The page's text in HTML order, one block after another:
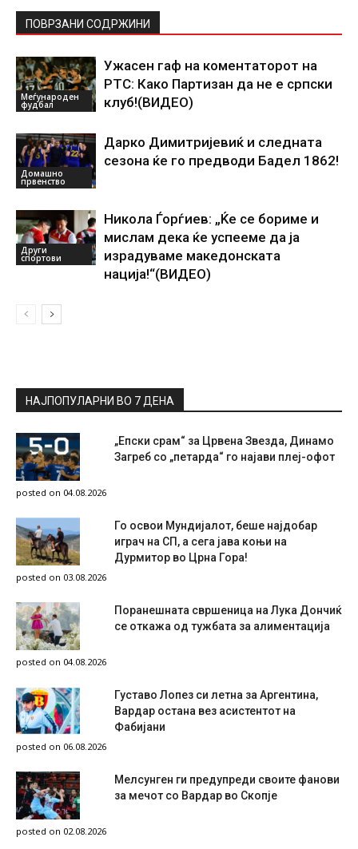
ПОВРЗАНИ СОДРЖИНИ
Меѓународен
фудбал
Ужасен гаф на коментаторот на
РТС: Како Партизан да не е српски
клуб!(ВИДЕО)
Домашно
првенство
Дарко Димитријевиќ и следната
сезона ќе го предводи Бадел 1862!
Други
спортови
Никола Ѓорѓиев: „Ќе се бориме и
мислам дека ќе успееме да ја
израдуваме македонската
нација!“(ВИДЕО)
НАЈПОПУЛАРНИ ВО 7 ДЕНА
„Епски срам“ за Црвена Звезда, Динамо
Загреб со „петарда“ го најави плеј-офот
posted on 04.08.2026
Го освои Мундијалот, беше најдобар
играч на СП, а сега јава коњи на
Дурмитор во Црна Гора!
posted on 03.08.2026
Поранешната свршеница на Лука Дончиќ
се откажа од тужбата за алиментација
posted on 04.08.2026
Густаво Лопез си летна за Аргентина,
Вардар остана вез асистентот на
Фабијани
posted on 06.08.2026
Мелсунген ги предупреди своите фанови
за мечот со Вардар во Скопје
posted on 02.08.2026